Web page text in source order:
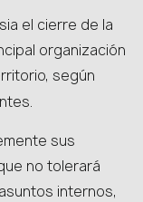
el cierre de la
organización
según
sus
no tolerará
internos,